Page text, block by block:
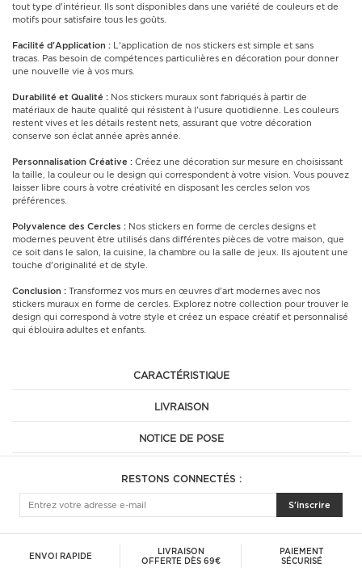
tout type d'intérieur. Ils sont disponibles dans une variété de couleurs et de
motifs pour satisfaire tous les goûts.
Facilité d'Application : L'application de nos stickers est simple et sans
tracas. Pas besoin de compétences particulières en décoration pour donner
une nouvelle vie à vos murs.
Durabilité et Qualité : Nos stickers muraux sont fabriqués à partir de
matériaux de haute qualité qui résistent à l'usure quotidienne. Les couleurs
restent vives et les détails restent nets, assurant que votre décoration
conserve son éclat année après année.
Personnalisation Créative : Créez une décoration sur mesure en choisissant
la taille, la couleur ou le design qui correspondent à votre vision. Vous pouvez
laisser libre cours à votre créativité en disposant les cercles selon vos
préférences.
Polyvalence des Cercles : Nos stickers en forme de cercles designs et
modernes peuvent être utilisés dans différentes pièces de votre maison, que
ce soit dans le salon, la cuisine, la chambre ou la salle de jeux. Ils ajoutent une
touche d'originalité et de style.
Conclusion : Transformez vos murs en œuvres d'art modernes avec nos
stickers muraux en forme de cercles. Explorez notre collection pour trouver le
design qui correspond à votre style et créez un espace créatif et personnalisé
qui éblouira adultes et enfants.
CARACTÉRISTIQUE
LIVRAISON
NOTICE DE POSE
RESTONS CONNECTÉS :
S'inscrire
ENVOI RAPIDE
LIVRAISON
OFFERTE DÈS 69€
PAIEMENT
SÉCURISÉ